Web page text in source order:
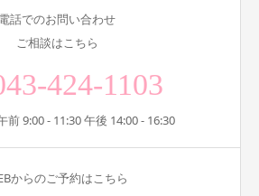
電話でのお問い合わせ
ご相談はこちら
424-1103
前 9:00 - 11:30 午後 14:00 - 16:30
からのご予約はこちら